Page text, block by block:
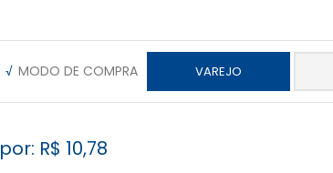
√ MODO DE COMPRA VAREJO
por: R$ 10,78